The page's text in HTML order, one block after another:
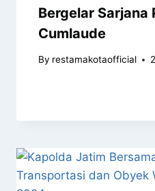
Bergelar Sarjana
Cumlaude
By restamakotaofficial